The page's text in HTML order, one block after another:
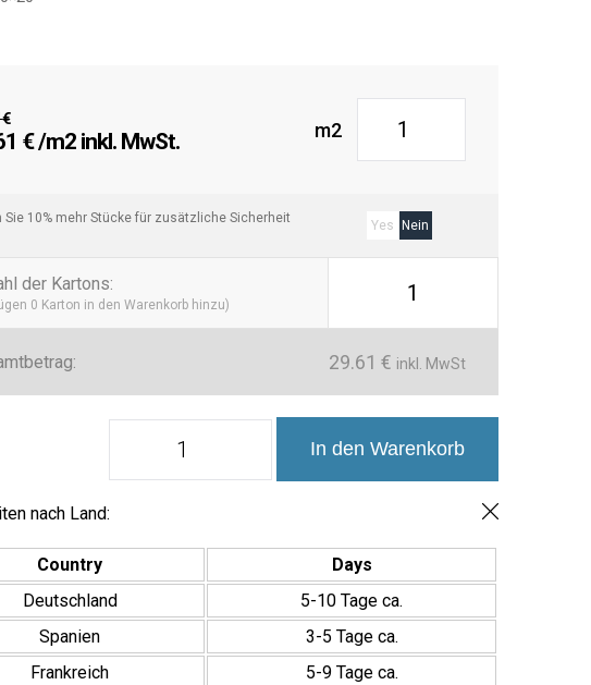
€
€
€Aktueller
29,61 €.
/m2 inkl. MwSt. m2
Sie 10% mehr Stücke für zusätzliche Sicherheit
Yes Nein
der Kartons:
0 Karton in den Warenkorb hinzu) 1
29.61 € inkl. MwSt
Serie
20x20cm
In den Warenkorb
nach Land:
Country
Days
Deutschland
5-10 Tage ca.
Spanien
3-5 Tage ca.
Frankreich
5-9 Tage ca.